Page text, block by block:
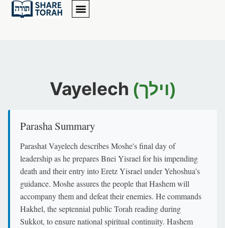
Vayelech (וילך)
Parasha Summary
Parashat Vayelech describes Moshe's final day of
leadership as he prepares Bnei Yisrael for his impending
death and their entry into Eretz Yisrael under Yehoshua's
guidance. Moshe assures the people that Hashem will
accompany them and defeat their enemies. He commands
Hakhel, the septennial public Torah reading during
Sukkot, to ensure national spiritual continuity. Hashem